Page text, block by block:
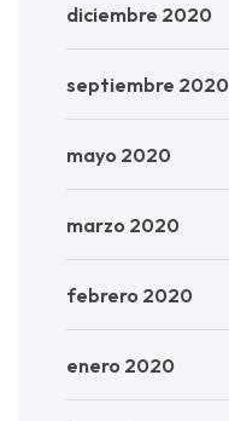
diciembre 2020
septiembre 2020
mayo 2020
marzo 2020
febrero 2020
enero 2020